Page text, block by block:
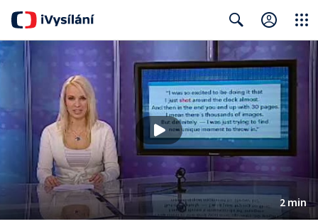
Search Close
2 min